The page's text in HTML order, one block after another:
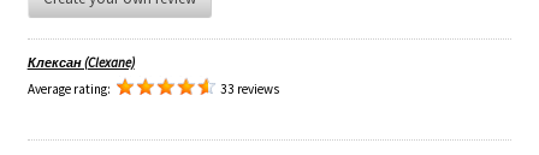
Клексан (Clexane)
Average rating:
33 reviews